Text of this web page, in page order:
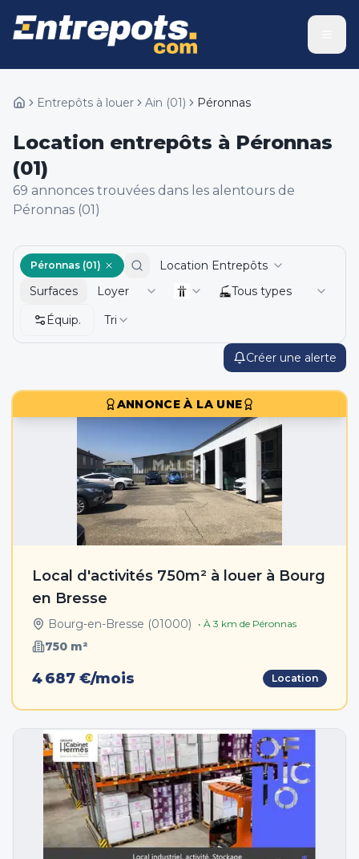
Entrepôts à louer Ain (01) Péronnas
Location entrepôts à Péronnas
(01)
69 annonces trouvées dans les alentours de
Péronnas (01)
Créer une alerte
Péronnas (01)
Location Entrepôts
Surfaces
Loyer
Tous types
Équip.
Tri
ANNONCE À LA UNE
Local d'activités 750m² à louer à Bourg
en Bresse
Bourg-en-Bresse (01000) • À 3 km de Péronnas
750 m²
4 687 €/mois Location